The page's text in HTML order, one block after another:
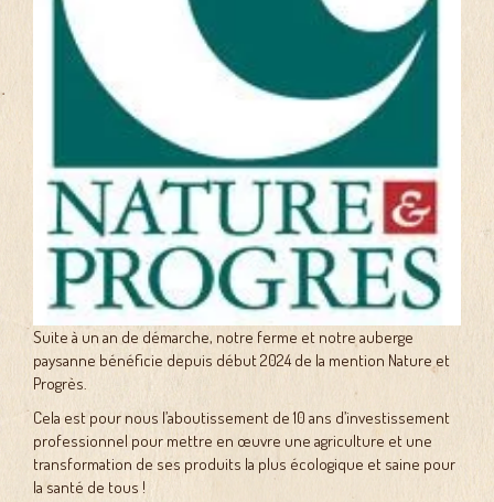
Suite à un an de démarche, notre ferme et notre auberge
paysanne bénéficie depuis début 2024 de la mention Nature et
Progrès.
Cela est pour nous l’aboutissement de 10 ans d’investissement
professionnel pour mettre en œuvre une agriculture et une
transformation de ses produits la plus écologique et saine pour
la santé de tous !